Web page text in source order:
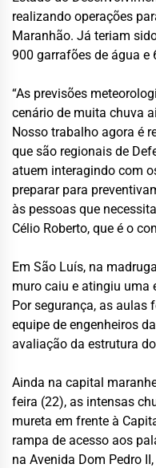
realizando operações
Maranhão. Já teriam
900 garrafões de água e
“As previsões
cenário de muita chuva
Nosso trabalho agora é
que são regionais de
atuem interagindo com
preparar para
às pessoas que
Célio Roberto, que é o
Em São Luís, na
muro caiu e atingiu uma
Por segurança, as aulas
equipe de engenheiros
avaliação da estrutura
Ainda na capital
feira (22), as intensas
mureta em frente à
rampa de acesso aos
na Avenida Dom Pedro